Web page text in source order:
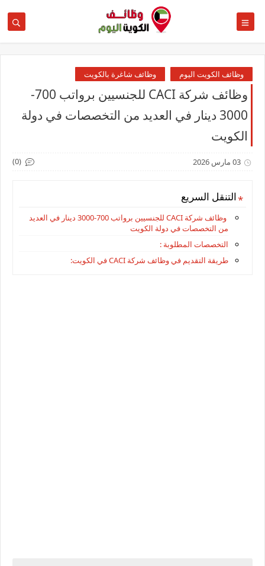
وظائف الكويت اليوم وظائف شاغرة بالكويت
وظائف شركة CACI للجنسيين برواتب 700-
3000 دينار في العديد من التخصصات في دولة
الكويت
03 مارس 2026 (0)
التنقل السريع
وظائف شركة CACI للجنسيين برواتب 700-3000 دينار في العديد
من التخصصات في دولة الكويت
التخصصات المطلوبة :
طريقة التقديم في وظائف شركة CACI في الكويت: